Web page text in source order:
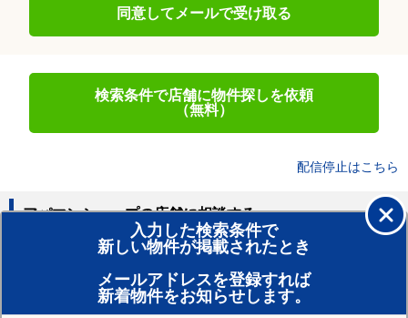
同意してメールで受け取る
検索条件で店舗に物件探しを依頼
（無料）
配信停止はこちら
入力した検索条件で
新しい物件が掲載されたとき
メールアドレスを登録すれば
新着物件をお知らせします。
アパマンショップの店舗に相談する
賃貸のプロがお部屋探し！
おまかせ物件リクエスト